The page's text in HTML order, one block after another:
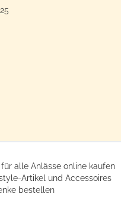
alle Anlässe online kaufen
Artikel und Accessoires
bestellen